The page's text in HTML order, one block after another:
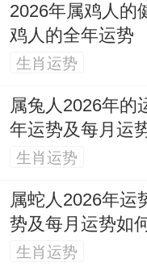
正财方面由于事
低，或需要更多
投机性项目务必
看似高回报的机
勿贪心。
有哪些需要特别
首要风险是合作
2026年属鸡人的
鸡人的全年运势
生肖运势
属兔人2026年的
年运势及每月运
生肖运势
属蛇人2026年运
势及每月运势如
生肖运势